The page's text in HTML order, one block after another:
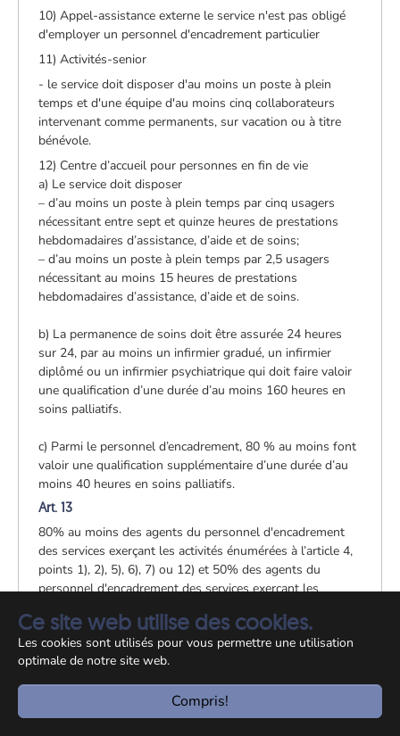
Ce site web utilise des cookies.
Les cookies sont utilisés pour vous permettre une utilisation
optimale de notre site web.
Compris!
10) Appel-assistance externe le service n'est pas obligé
d'employer un personnel d'encadrement particulier
11) Activités-senior
- le service doit disposer d'au moins un poste à plein
temps et d'une équipe d'au moins cinq collaborateurs
intervenant comme permanents, sur vacation ou à titre
bénévole.
12) Centre d’accueil pour personnes en fin de vie
a) Le service doit disposer
– d’au moins un poste à plein temps par cinq usagers
nécessitant entre sept et quinze heures de prestations
hebdomadaires d’assistance, d’aide et de soins;
– d’au moins un poste à plein temps par 2,5 usagers
nécessitant au moins 15 heures de prestations
hebdomadaires d’assistance, d’aide et de soins.
b) La permanence de soins doit être assurée 24 heures
sur 24, par au moins un infirmier gradué, un infirmier
diplômé ou un infirmier psychiatrique qui doit faire valoir
une qualification d’une durée d’au moins 160 heures en
soins palliatifs.
c) Parmi le personnel d’encadrement, 80 % au moins font
valoir une qualification supplémentaire d’une durée d’au
moins 40 heures en soins palliatifs.
Art. 13
80% au moins des agents du personnel d'encadrement
des services exerçant les activités énumérées à l’article 4,
points 1), 2), 5), 6), 7) ou 12) et 50% des agents du
personnel d'encadrement des services exerçant les
avant, doivent faire valoir une des qualifications
énumérées à l'article 14 ci-après ou suivre une formation
correspondante en cours d'emploi. Le nombre des agents
en voie de formation ne peut en aucun cas dépasser celui
des agents dûment qualifiés.